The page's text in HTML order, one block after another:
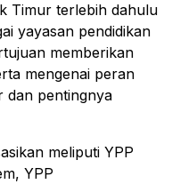
Timur terlebih dahulu
yayasan pendidikan
memberikan
mengenai peran
dan pentingnya
meliputi YPP
YPP